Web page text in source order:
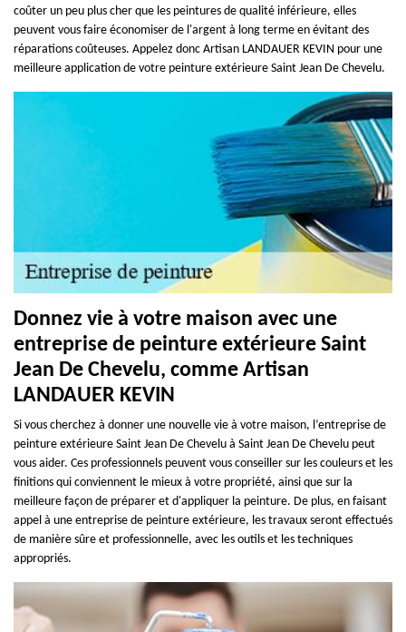
coûter un peu plus cher que les peintures de qualité inférieure, elles
peuvent vous faire économiser de l'argent à long terme en évitant des
réparations coûteuses. Appelez donc Artisan LANDAUER KEVIN pour une
meilleure application de votre peinture extérieure Saint Jean De Chevelu.
Donnez vie à votre maison avec une
entreprise de peinture extérieure Saint
Jean De Chevelu, comme Artisan
LANDAUER KEVIN
Si vous cherchez à donner une nouvelle vie à votre maison, l’entreprise de
peinture extérieure Saint Jean De Chevelu à Saint Jean De Chevelu peut
vous aider. Ces professionnels peuvent vous conseiller sur les couleurs et les
finitions qui conviennent le mieux à votre propriété, ainsi que sur la
meilleure façon de préparer et d'appliquer la peinture. De plus, en faisant
appel à une entreprise de peinture extérieure, les travaux seront effectués
de manière sûre et professionnelle, avec les outils et les techniques
appropriés.